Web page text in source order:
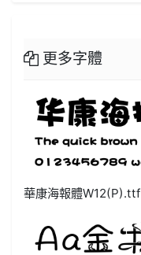
更多字體
華康海報體W12(P).ttf